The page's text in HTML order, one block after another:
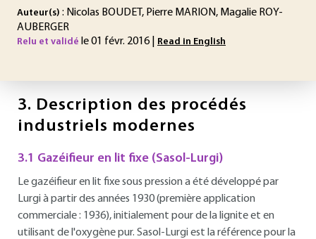
Auteur(s) : Nicolas BOUDET, Pierre MARION, Magalie ROY-
AUBERGER
Relu et validé le 01 févr. 2016 | Read in English
3. Description des procédés
industriels modernes
3.1 Gazéifieur en lit fixe (Sasol-Lurgi)
Le gazéifieur en lit fixe sous pression a été développé par
Lurgi à partir des années 1930 (première application
commerciale : 1936), initialement pour de la lignite et en
utilisant de l'oxygène pur. Sasol-Lurgi est la référence pour la